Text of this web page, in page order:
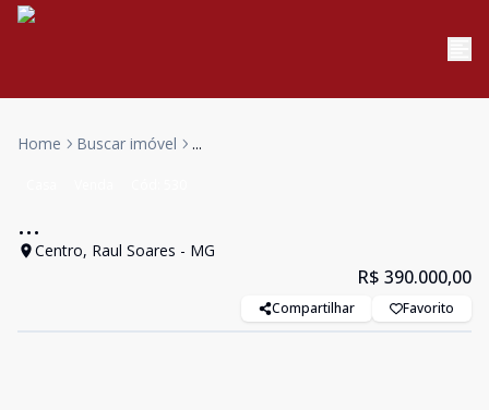
Home Buscar imóvel ...
...
Centro, Raul Soares - MG
R$ 390.000,00
Compartilhar Favorito